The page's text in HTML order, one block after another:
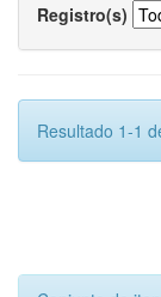
Registro(s)
Resultado 1-1